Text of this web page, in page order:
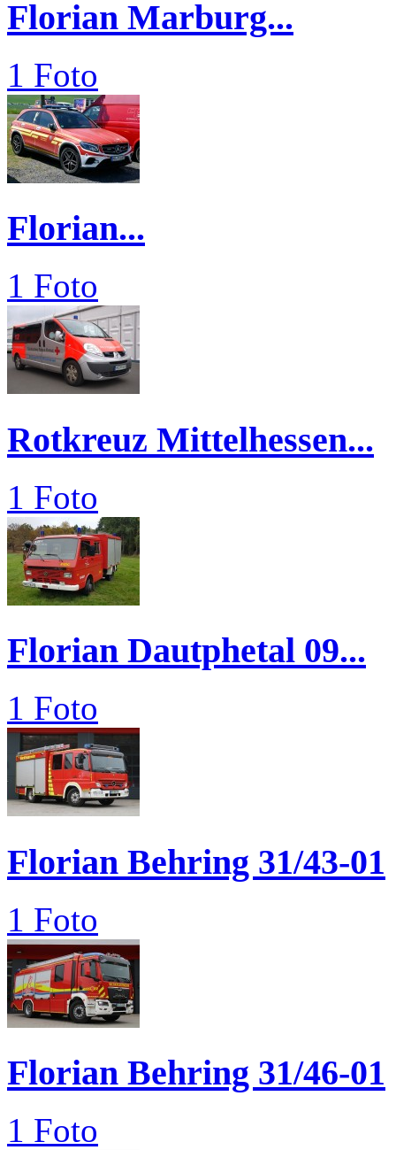
Florian Marburg...
1 Foto
Florian...
1 Foto
Rotkreuz Mittelhessen...
1 Foto
Florian Dautphetal 09...
1 Foto
Florian Behring 31/43-01
1 Foto
Florian Behring 31/46-01
1 Foto